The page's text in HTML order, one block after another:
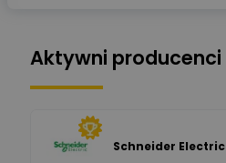
Aktywni producenci
Schneider Electric